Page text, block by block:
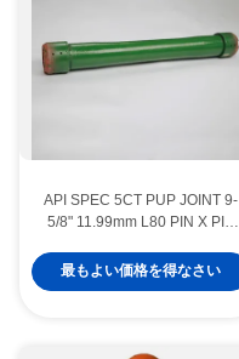
API SPEC 5CT PUP JOINT 9-
5/8" 11.99mm L80 PIN X PIN
化用
最もよい価格を得なさい